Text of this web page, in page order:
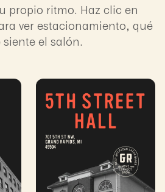
propio ritmo. Haz clic en
ver estacionamiento, qué
el salón.